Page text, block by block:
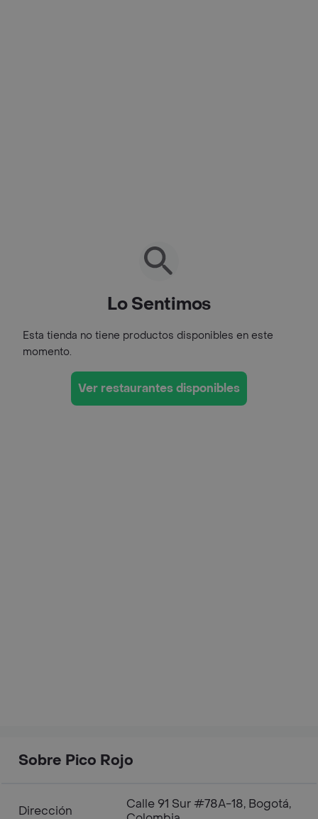
Lo Sentimos
Esta tienda no tiene productos disponibles en este
momento.
Ver restaurantes disponibles
Sobre Pico Rojo
Dirección
Calle 91 Sur #78A-18, Bogotá,